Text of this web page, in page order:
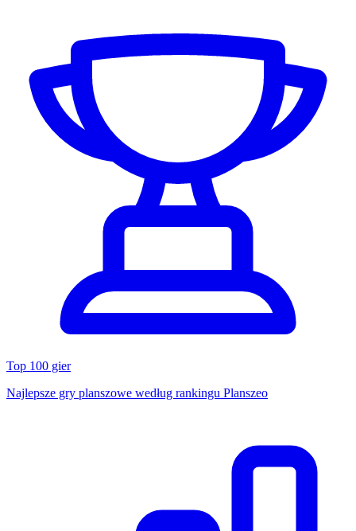
Top 100 gier
Najlepsze gry planszowe według rankingu Planszeo